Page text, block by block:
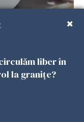
a stârnitliber în
la granițe?